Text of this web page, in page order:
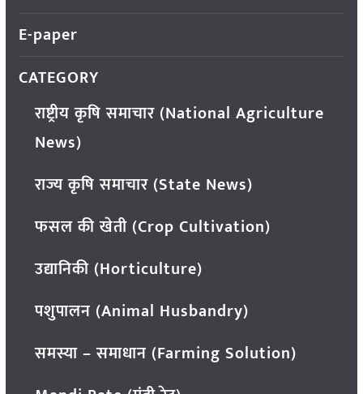
E-paper
CATEGORY
राष्ट्रीय कृषि समाचार (National Agriculture
News)
राज्य कृषि समाचार (State News)
फसल की खेती (Crop Cultivation)
उद्यानिकी (Horticulture)
पशुपालन (Animal Husbandry)
समस्या – समाधान (Farming Solution)